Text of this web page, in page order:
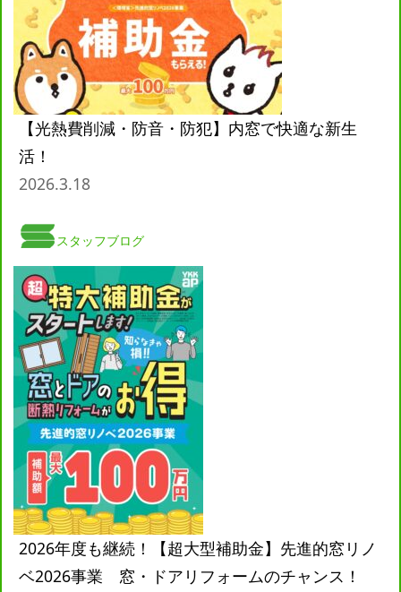
【光熱費削減・防音・防犯】内窓で快適な新生
活！
2026.3.18
スタッフブログ
2026年度も継続！【超大型補助金】先進的窓リノ
ベ2026事業 窓・ドアリフォームのチャンス！